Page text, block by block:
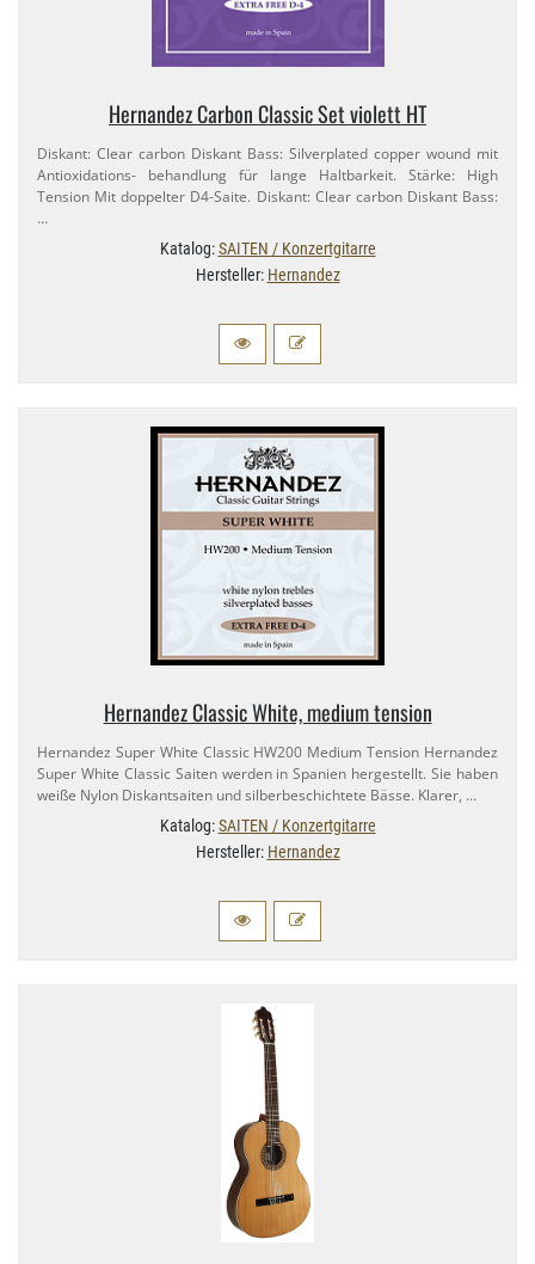
Hernandez Carbon Classic Set violett HT
Diskant: Clear carbon Diskant Bass: Silverplated copper wound mit
Antioxidations- behandlung für lange Haltbarkeit. Stärke: High
Tension Mit doppelter D4-​Saite. Diskant: Clear carbon Diskant Bass:
…
Katalog:SAITEN / Konzertgitarre
Hersteller: Hernandez
Hernandez Classic White, medium tension
Hernandez Super White Classic HW200 Medium Tension Hernandez
Super White Classic Saiten werden in Spanien hergestellt. Sie haben
weiße Nylon Diskantsaiten und silberbeschichtete Bässe. Klarer, …
Katalog:SAITEN / Konzertgitarre
Hersteller: Hernandez